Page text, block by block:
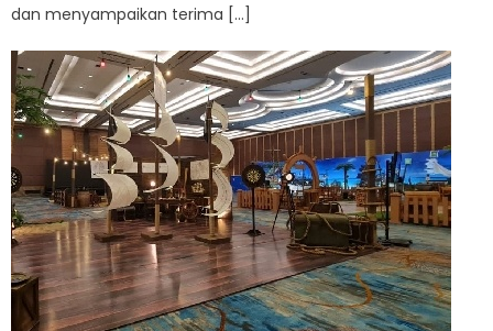
dan menyampaikan terima […]